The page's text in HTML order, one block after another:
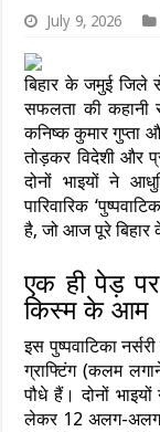
July 9, 2026
बिहार के जमुई जिले
सफलता की कहानी
कनिष्क कुमार गुप्ता
तोड़कर विदेशी और
दोनों भाइयों ने
पारिवारिक
है, जो आज पूरे बिहार
एक ही पेड़
किस्म के आम
इस पुष्पवाटिका
ग्राफ्टिंग (कलम
पौधे हैं। दोनों
लेकर 12 अलग-अलग